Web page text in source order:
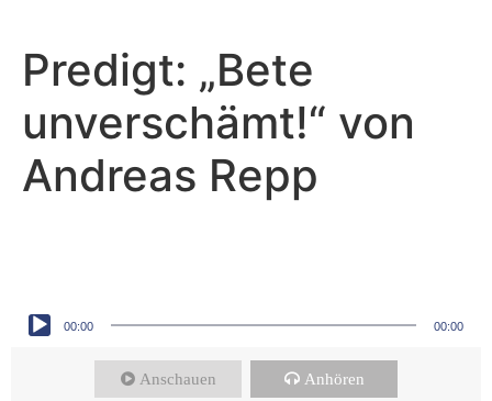
Predigt: „Bete
unverschämt!“ von
Andreas Repp
00:00 00:00
Anschauen Anhören